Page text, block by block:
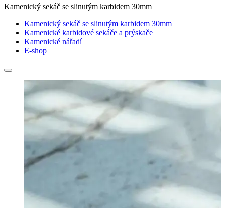
Kamenický sekáč se slinutým karbidem 30mm
Kamenický sekáč se slinutým karbidem 30mm
Kamenické karbidové sekáče a prýskače
Kamenické nářadí
E-shop